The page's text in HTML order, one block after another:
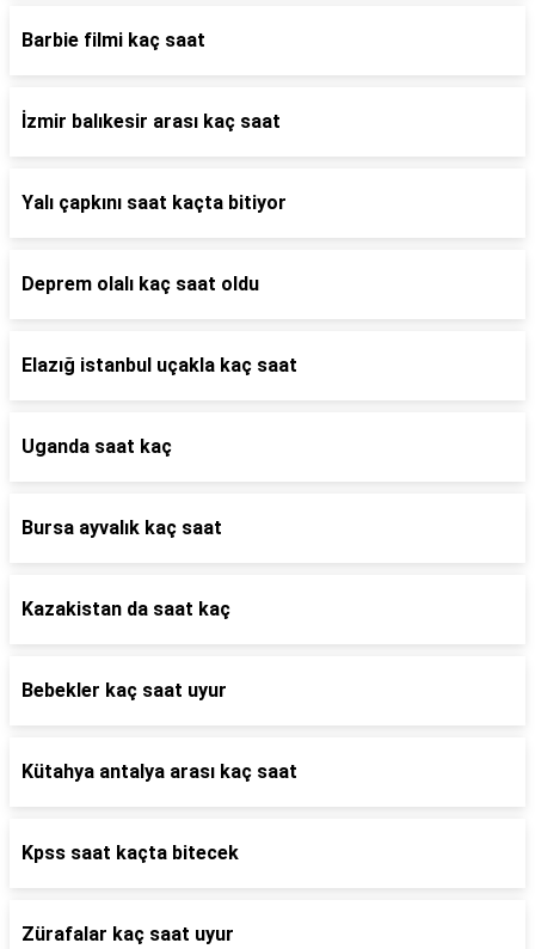
Barbie filmi kaç saat
İzmir balıkesir arası kaç saat
Yalı çapkını saat kaçta bitiyor
Deprem olalı kaç saat oldu
Elazığ istanbul uçakla kaç saat
Uganda saat kaç
Bursa ayvalık kaç saat
Kazakistan da saat kaç
Bebekler kaç saat uyur
Kütahya antalya arası kaç saat
Kpss saat kaçta bitecek
Zürafalar kaç saat uyur